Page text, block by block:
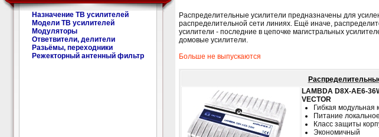
Назначение ТВ усилителей
Модели ТВ усилителей
Модуляторы
Ответвители, делители
Разьёмы, переходники
Режекторный антенный фильтр
Распределительные усилители предназначены для
распределительной сети линиях. Ещё иначе,
усилители - последние в цепочке магистральных
домовые усилители.
Больше не выпускаются
LAMBDA D8X-AE6-
VECTOR
Гибкая модульная
Питание
Класс защиты
Экономичный